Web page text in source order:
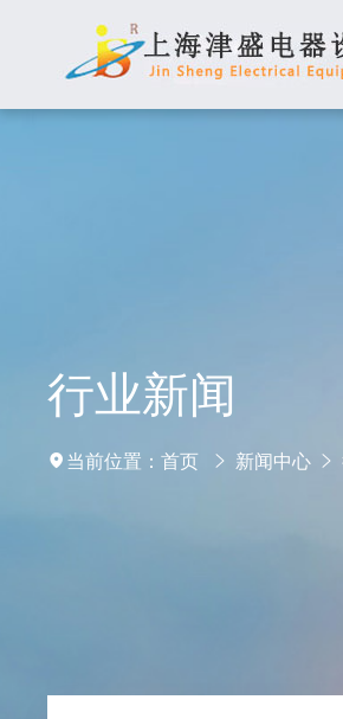
行业新闻
当前位置：首页 新闻中心